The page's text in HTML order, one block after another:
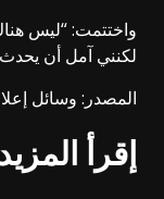
واختتمت: “ليس
لكنني آمل أن يحدث
المصدر: وسائل
إقرأ